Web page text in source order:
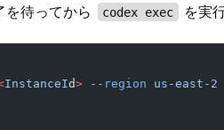
待ってから codex exec を実
InstanceId> --region us-east-2